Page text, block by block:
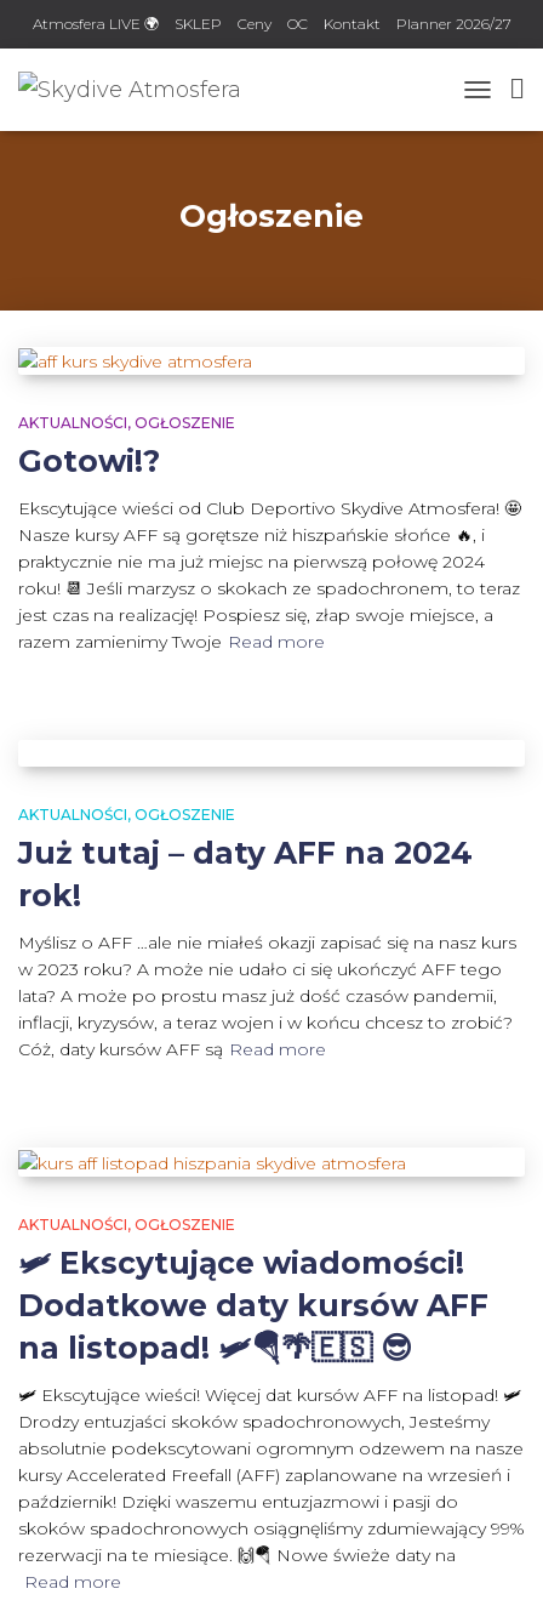
Atmosfera LIVE 🌍 SKLEP Ceny OC Kontakt Planner 2026/27
Ogłoszenie
AKTUALNOŚCI OGŁOSZENIE
Gotowi!?
Ekscytujące wieści od Club Deportivo Skydive Atmosfera! 🤩
Nasze kursy AFF są gorętsze niż hiszpańskie słońce 🔥, i
praktycznie nie ma już miejsc na pierwszą połowę 2024
roku! 📆 Jeśli marzysz o skokach ze spadochronem, to teraz
jest czas na realizację! Pospiesz się, złap swoje miejsce, a
razem zamienimy Twoje Read more
AKTUALNOŚCI OGŁOSZENIE
Już tutaj – daty AFF na 2024
rok!
Myślisz o AFF …ale nie miałeś okazji zapisać się na nasz kurs
w 2023 roku? A może nie udało ci się ukończyć AFF tego
lata? A może po prostu masz już dość czasów pandemii,
inflacji, kryzysów, a teraz wojen i w końcu chcesz to zrobić?
Cóż, daty kursów AFF są Read more
AKTUALNOŚCI OGŁOSZENIE
🛩️ Ekscytujące wiadomości!
Dodatkowe daty kursów AFF
na listopad! 🛩️🪂🌴🇪🇸 😎
🛩️ Ekscytujące wieści! Więcej dat kursów AFF na listopad! 🛩️
Drodzy entuzjaści skoków spadochronowych, Jesteśmy
absolutnie podekscytowani ogromnym odzewem na nasze
kursy Accelerated Freefall (AFF) zaplanowane na wrzesień i
październik! Dzięki waszemu entuzjazmowi i pasji do
skoków spadochronowych osiągnęliśmy zdumiewający 99%
rezerwacji na te miesiące. 🙌🪂 Nowe świeże daty na
Read more